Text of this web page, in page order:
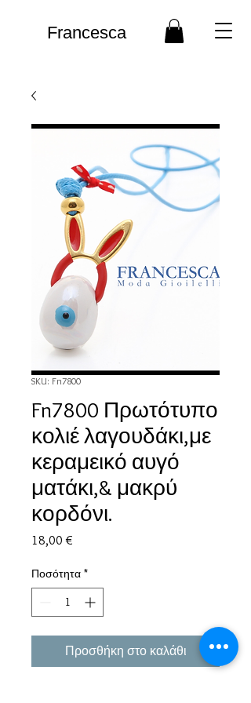
Francesca
SKU: Fn7800
Fn7800 Πρωτότυπο
κολιέ λαγουδάκι,με
κεραμεικό αυγό
ματάκι,& μακρύ
κορδόνι.
18,00 €
Ποσότητα *
Προσθήκη στο καλάθι